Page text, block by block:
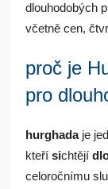
dlouhodobých
včetně cen,
proč je
pro
hurghadaje
kteří sichtějí
celoročnímu